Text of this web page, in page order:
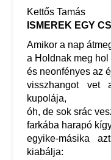
Kettős Tamás
ISMEREK EGY
Amikor a nap
a Holdnak meg
és neonfényes az
visszhangot vet
kupolája,
óh, de sok srác
farkába harapó
egyike-másika
kiabálja: